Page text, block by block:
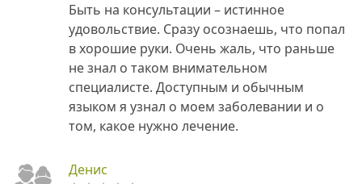
Быть на консультации – истинное
удовольствие. Сразу осознаешь, что попал
в хорошие руки. Очень жаль, что раньше
не знал о таком внимательном
специалисте. Доступным и обычным
языком я узнал о моем заболевании и о
том, какое нужно лечение.
Денис